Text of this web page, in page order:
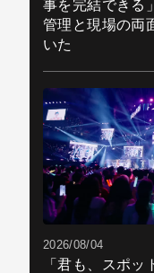
事を完結できる
管理と現場の両
いた
2026/08/04
「君も、スポ